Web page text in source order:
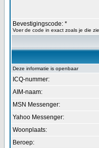
Bevestigingscode: *
Voer de code in exact zoals je die
Deze informatie is openbaar
ICQ-nummer:
AIM-naam:
MSN Messenger:
Yahoo Messenger:
Woonplaats:
Beroep: